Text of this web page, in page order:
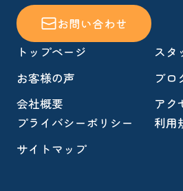
お問い合わせ
トップページ
スタ
お客様の声
ブロ
会社概要
アク
プライバシーポリシー
利用
サイトマップ